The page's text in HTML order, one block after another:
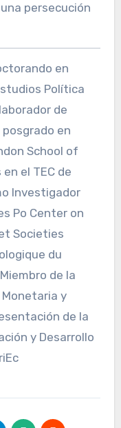
persecución
en
Política
de
posgrado en
School of
el TEC de
Investigador
Po Center on
Societies
du
de la
y
de la
y Desarrollo